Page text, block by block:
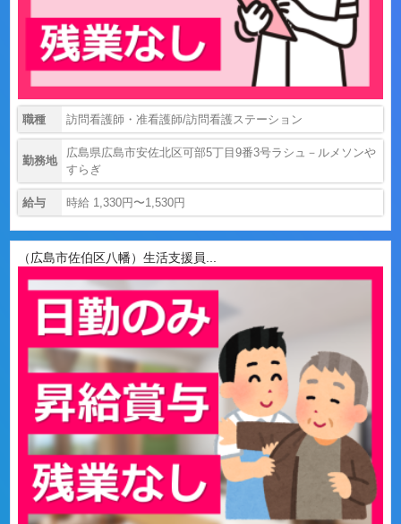
職種 訪問看護師・准看護師/訪問看護ステーション
勤務地
広島県広島市安佐北区可部5丁目9番3号ラシュ－ルメソンや
すらぎ
給与 時給 1,330円〜1,530円
（広島市佐伯区八幡）生活支援員...